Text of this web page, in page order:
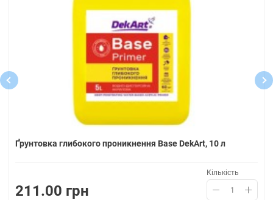
Ґрунтовка глибокого проникнення Base DekArt, 10 л
211.00 грн
Кількість